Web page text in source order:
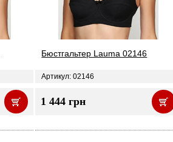
Бюстгальтер Lauma 02146
Артикул: 02146
1 444 грн